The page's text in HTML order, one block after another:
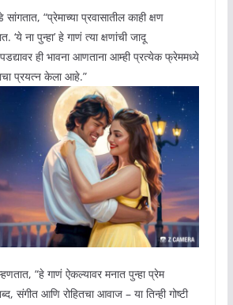
“प्रेमाच्या प्रवासातील काही क्षण
‘ये ना पुन्हा’ हे गाणं त्या क्षणांची जादू
ही भावना आणताना आम्ही प्रत्येक फ्रेममध्ये
प्रयत्न केला आहे.”
“हे गाणं ऐकल्यावर मनात पुन्हा प्रेम
संगीत आणि रोहितचा आवाज – या तिन्ही गोष्टी